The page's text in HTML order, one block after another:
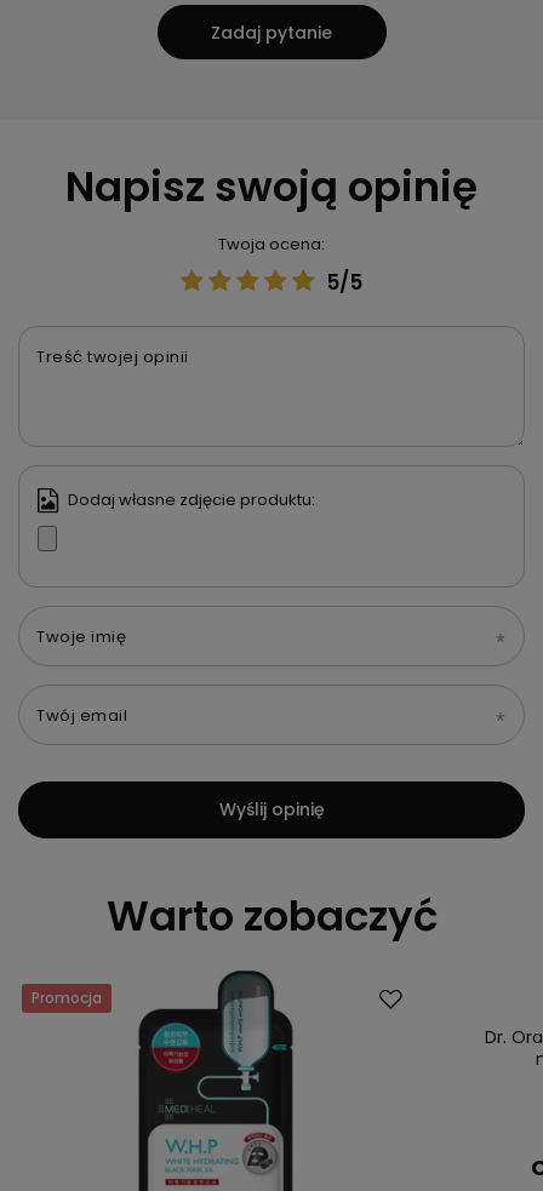
Zadaj pytanie
Napisz swoją opinię
Twoja ocena:
5/5
Treść twojej opinii
Dodaj własne zdjęcie produktu:
Twoje imię
Twój email
Wyślij opinię
Warto zobaczyć
Promocja
Dr.